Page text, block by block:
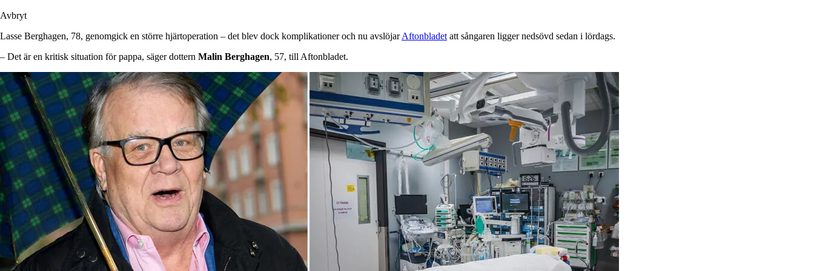
Avbryt
Lasse Berghagen, 78, genomgick en större hjärtoperation – det blev dock komplikationer och nu avslöjarAftonbladet att sångaren ligger nedsövd sedan i lördags.
– Det är en kritisk situation för pappa, säger dottern Malin Berghagen, 57, till Aftonbladet.